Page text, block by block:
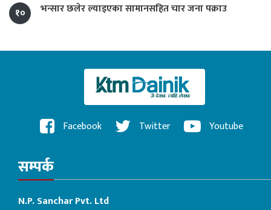
१० भन्सार छलेर ल्याइएका सामानसहित चार जना पक्राउ
Facebook Twitter Youtube
सम्पर्क
N.P. Sanchar Pvt. Ltd